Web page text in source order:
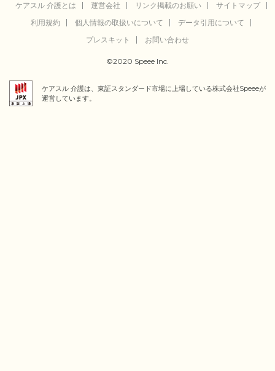
ケアスル 介護とは 運営会社 リンク掲載のお願い
サイトマップ
利用規約
個人情報の取扱いについて
データ引用について
プレスキット
お問い合わせ
©2020 Speee Inc.
ケアスル 介護は、東証スタンダード市場に上場している株式会社Speeeが
運営しています。